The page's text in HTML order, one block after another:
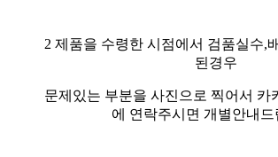
2 제품을 수령한 시점에서 검품실수,
된경우
문제있는 부분을 사진으로 찍어서 카
에 연락주시면 개별안내드